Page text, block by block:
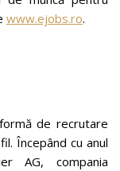
www.ejobs.ro.
de recrutare
Începând cu anul
AG, compania